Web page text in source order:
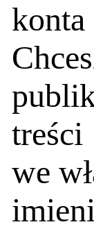
konta
treści
we